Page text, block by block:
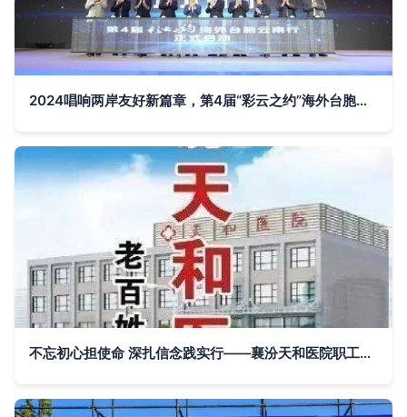
2024唱响两岸友好新篇章，第4届“彩云之约”海外台胞云南行启幕盛大开幕
不忘初心担使命 深扎信念践实行——襄汾天和医院职工赴红色基地开展主题教育